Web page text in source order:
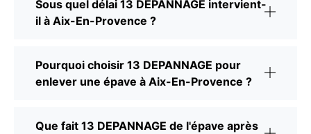
Sous quel délai 13 DEPANNAGE intervient-
il à Aix-En-Provence ?
Pourquoi choisir 13 DEPANNAGE pour
enlever une épave à Aix-En-Provence ?
Que fait 13 DEPANNAGE de l'épave après